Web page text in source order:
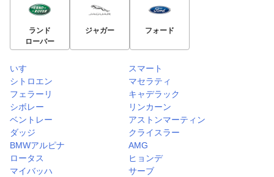
ランド
ローバー
ジャガー フォード
いすゞ
スマート
シトロエン
マセラティ
フェラーリ
キャデラック
シボレー
リンカーン
ベントレー
アストンマーティン
ダッジ
クライスラー
BMWアルピナ
AMG
ロータス
ヒョンデ
マイバッハ
サーブ